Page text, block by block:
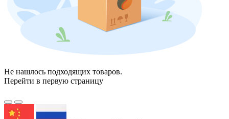
Не нашлось подходящих товаров.
Перейти в первую страницу